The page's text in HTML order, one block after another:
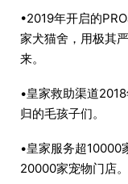
•2019年开启的
家犬猫舍，用极其
来。
•皇家救助渠道
归的毛孩子们。
•皇家服务超10000
20000家宠物门店。